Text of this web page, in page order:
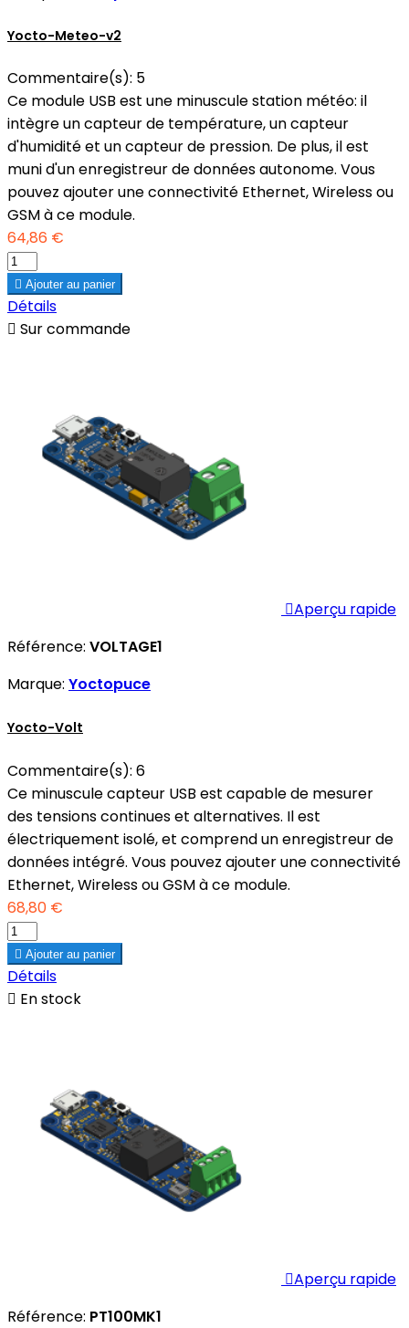
Yocto-Meteo-v2
Commentaire(s): 5
Ce module USB est une minuscule station météo: il
intègre un capteur de température, un capteur
d'humidité et un capteur de pression. De plus, il est
muni d'un enregistreur de données autonome. Vous
pouvez ajouter une connectivité Ethernet, Wireless ou
GSM à ce module.
64,86 €
 Ajouter au panier
Détails
 Sur commande
Aperçu rapide
Référence: VOLTAGE1
Marque: Yoctopuce
Yocto-Volt
Commentaire(s): 6
Ce minuscule capteur USB est capable de mesurer
des tensions continues et alternatives. Il est
électriquement isolé, et comprend un enregistreur de
données intégré. Vous pouvez ajouter une connectivité
Ethernet, Wireless ou GSM à ce module.
68,80 €
 Ajouter au panier
Détails
 En stock
Aperçu rapide
Référence: PT100MK1